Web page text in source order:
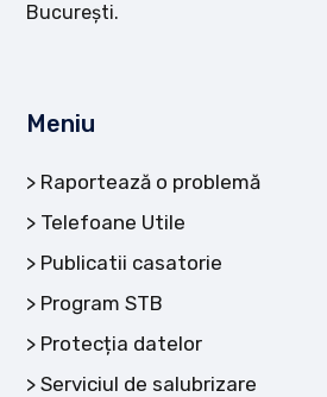
București.
Meniu
Raportează o problemă
Telefoane Utile
Publicatii casatorie
Program STB
Protecția datelor
Serviciul de salubrizare